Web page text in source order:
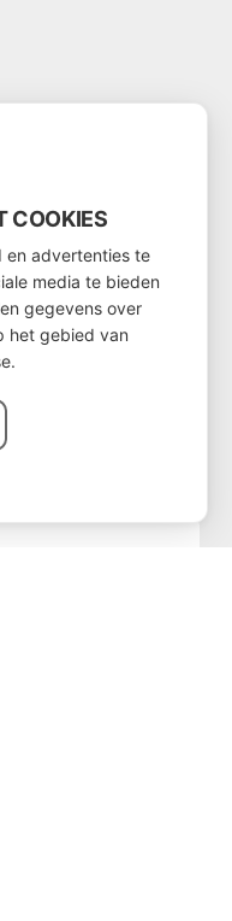
COOKIES
en advertenties te
media te bieden
gegevens over
het gebied van